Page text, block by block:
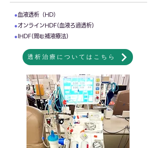
●血液透析（HD）
●オンラインHDF(血液ろ過透析)
● IHDF(間歇補液療法)
透析治療についてはこちら